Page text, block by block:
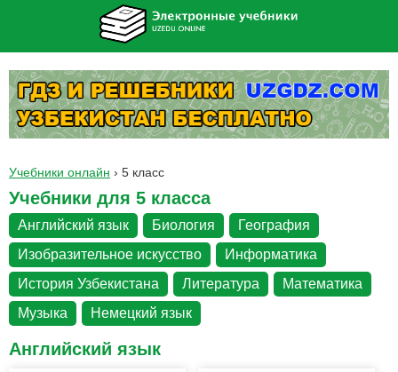
Учебники онлайн › 5 класс
Учебники для 5 класса
Английский язык Биология
География
Изобразительное искусство
Информатика
История Узбекистана
Литература
Математика
Музыка
Немецкий язык
Английский язык